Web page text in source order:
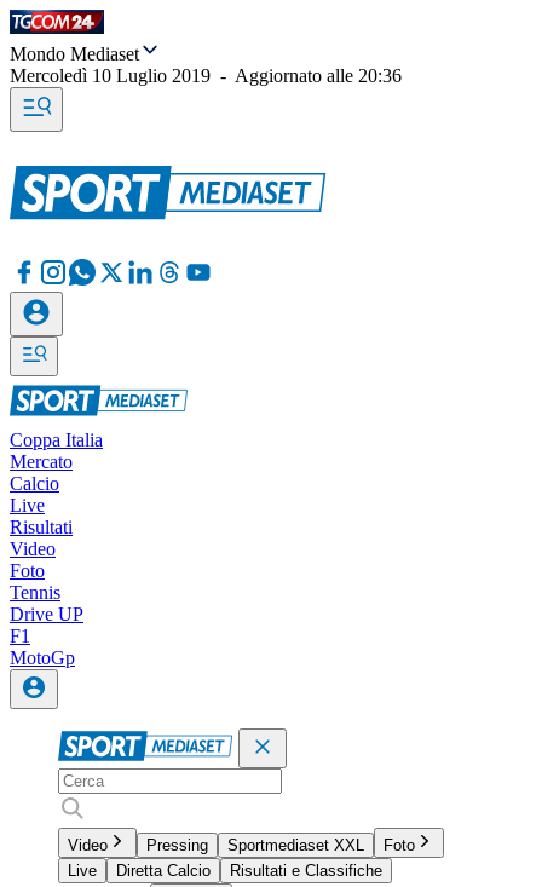
Mondo Mediaset
Mercoledì 10 Luglio 2019 - Aggiornato alle 20:36
Coppa Italia
Mercato
Calcio
Live
Risultati
Video
Foto
Tennis
Drive UP
F1
MotoGp
Video Pressing Sportmediaset XXL
Foto
Live
Diretta Calcio
Risultati e Classifiche